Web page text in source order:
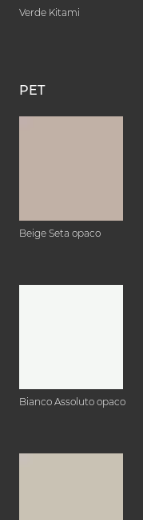
Verde Kitami
PET
Beige Seta opaco
Bianco Assoluto opaco